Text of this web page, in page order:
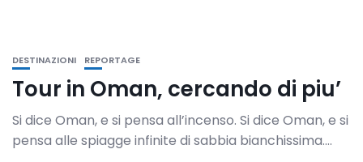
DESTINAZIONI REPORTAGE
Tour in Oman, cercando di piu’
Si dice Oman, e si pensa all’incenso. Si dice Oman, e si
pensa alle spiagge infinite di sabbia bianchissima....